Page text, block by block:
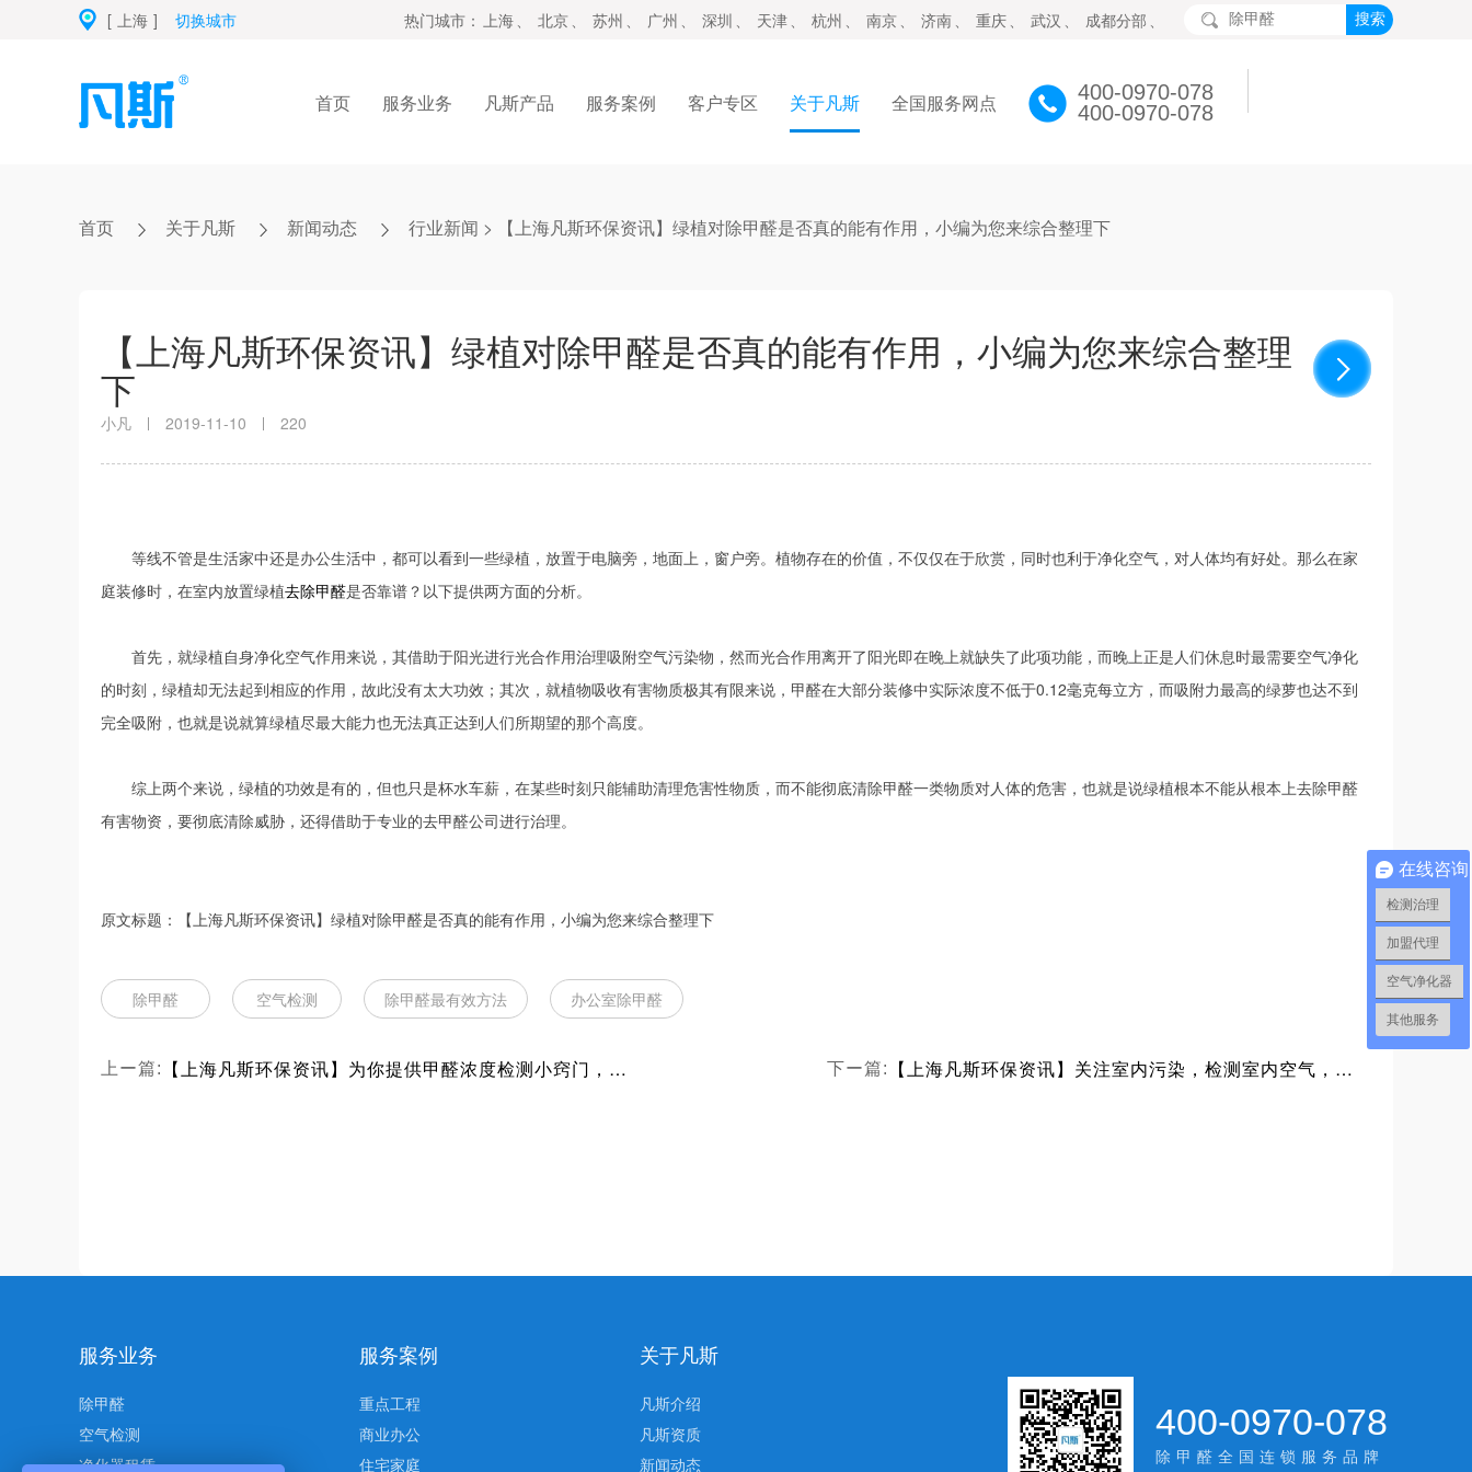
[ 上海 ] 切换城市 热门城市： 上海 、 北京 、 苏州 、 广州 、 深圳 、 天津 、 杭州 、 南京 、 济南 、 重庆 、 武汉 、 成都分部 、
400-0970-078
400-0970-078
首页 服务业务 凡斯产品 服务案例 客户专区 关于凡斯 全国服务网点
首页 关于凡斯 新闻动态 行业新闻 > 【上海凡斯环保资讯】绿植对除甲醛是否真的能有作用，小编为您来综合整理下
【上海凡斯环保资讯】绿植对除甲醛是否真的能有作用，小编为您来综合整理
下
小凡 2019-11-10 220
等线不管是生活家中还是办公生活中，都可以看到一些绿植，放置于电脑旁，地面上，窗户旁。植物存在的价值，不仅仅在于欣赏，同时也利于净化空气，对人体均有好处。那么在家
庭装修时，在室内放置绿植去除甲醛是否靠谱？以下提供两方面的分析。
首先，就绿植自身净化空气作用来说，其借助于阳光进行光合作用治理吸附空气污染物，然而光合作用离开了阳光即在晚上就缺失了此项功能，而晚上正是人们休息时最需要空气净化
的时刻，绿植却无法起到相应的作用，故此没有太大功效；其次，就植物吸收有害物质极其有限来说，甲醛在大部分装修中实际浓度不低于0.12毫克每立方，而吸附力最高的绿萝也达不到
完全吸附，也就是说就算绿植尽最大能力也无法真正达到人们所期望的那个高度。
综上两个来说，绿植的功效是有的，但也只是杯水车薪，在某些时刻只能辅助清理危害性物质，而不能彻底清除甲醛一类物质对人体的危害，也就是说绿植根本不能从根本上去除甲醛
有害物资，要彻底清除威胁，还得借助于专业的去甲醛公司进行治理。
原文标题：【上海凡斯环保资讯】绿植对除甲醛是否真的能有作用，小编为您来综合整理下
除甲醛 空气检测 除甲醛最有效方法 办公室除甲醛
上ー篇: 【上海凡斯环保资讯】为你提供甲醛浓度检测小窍门，时刻关注室内甲醛浓度，保证健康 下ー篇: 【上海凡斯环保资讯】关注室内污染，检测室内空气，及时去除甲醛，保障身体健康安全
服务业务
除甲醛
空气检测
净化器租赁
服务案例
重点工程
商业办公
住宅家庭
关于凡斯
凡斯介绍
凡斯资质
新闻动态
400-0970-078
除甲醛全国连锁服务品牌
在线咨询
检测治理
加盟代理
空气净化器
其他服务